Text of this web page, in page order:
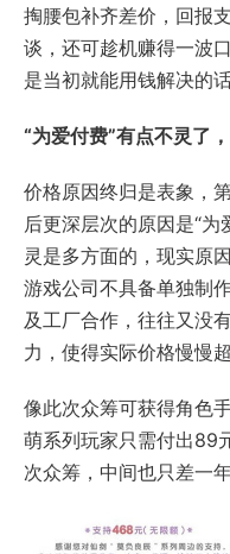
掏腰包补齐差价，回报
谈，还可趁机赚得一波
是当初就能用钱解决的
“为爱付费”有点不灵了
价格原因终归是表象，
后更深层次的原因是“
灵是多方面的，现实原
游戏公司不具备单独制
及工厂合作，往往又没
力，使得实际价格慢慢
像此次众筹可获得角色
萌系列玩家只需付出89
次众筹，中间也只差一年